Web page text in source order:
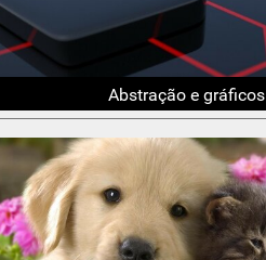
Abstração e gráficos